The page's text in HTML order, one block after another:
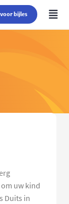
bijles
uw kind
Duits in